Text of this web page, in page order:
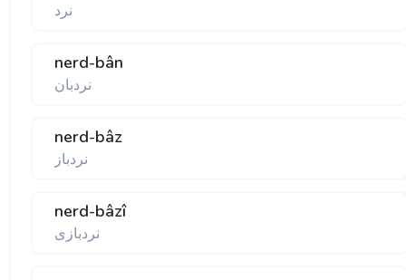
نرد
nerd-bân
نردبان
nerd-bâz
نردباز
nerd-bâzî
نردبازی